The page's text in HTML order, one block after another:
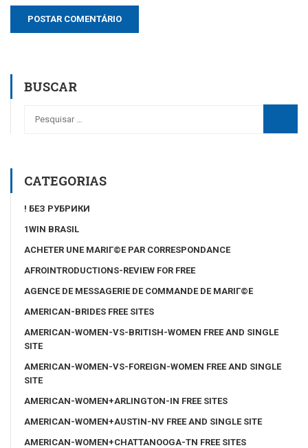
BUSCAR
CATEGORIAS
! БЕЗ РУБРИКИ
1WIN BRASIL
ACHETER UNE MARIГ©E PAR CORRESPONDANCE
AFROINTRODUCTIONS-REVIEW FOR FREE
AGENCE DE MESSAGERIE DE COMMANDE DE MARIГ©E
AMERICAN-BRIDES FREE SITES
AMERICAN-WOMEN-VS-BRITISH-WOMEN FREE AND SINGLE
SITE
AMERICAN-WOMEN-VS-FOREIGN-WOMEN FREE AND SINGLE
SITE
AMERICAN-WOMEN+ARLINGTON-IN FREE SITES
AMERICAN-WOMEN+AUSTIN-NV FREE AND SINGLE SITE
AMERICAN-WOMEN+CHATTANOOGA-TN FREE SITES